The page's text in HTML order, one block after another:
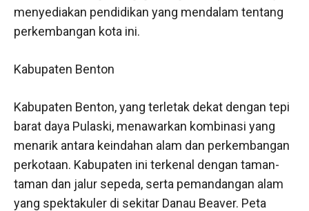
menyediakan pendidikan yang mendalam tentang
perkembangan kota ini.
Kabupaten Benton
Kabupaten Benton, yang terletak dekat dengan tepi
barat daya Pulaski, menawarkan kombinasi yang
menarik antara keindahan alam dan perkembangan
perkotaan. Kabupaten ini terkenal dengan taman-
taman dan jalur sepeda, serta pemandangan alam
yang spektakuler di sekitar Danau Beaver. Peta